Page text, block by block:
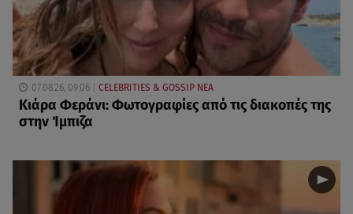
07.08.26, 09:06 CELEBRITIES & GOSSIP ΝΕΑ
Κιάρα Φεράνι: Φωτογραφίες από τις διακοπές της
στην Ίμπιζα